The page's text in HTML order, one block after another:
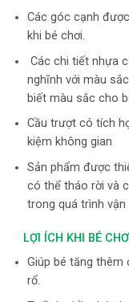
Các góc cạnh
khi bé chơi.
Các chi tiết nhựa
nghĩnh với màu
biết màu sắc cho
Cầu trượt có tích
kiệm không gian
Sản phẩm được
có thể tháo rời và
trong quá trình vận
LỢI ÍCH KHI BÉ
Giúp bé tăng thêm
rổ.